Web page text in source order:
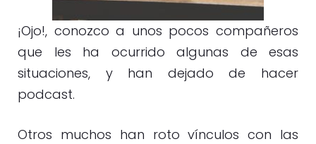
¡Ojo!, conozco a unos pocos compañeros
que les ha ocurrido algunas de esas
situaciones, y han dejado de hacer
podcast.
Otros muchos han roto vínculos con las